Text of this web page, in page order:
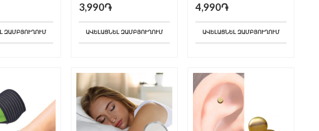
ԶԱՄԲՅՈՒՂՈՒՄ
3,990֏
ԱՎԵԼԱՑՆԵԼ ԶԱՄԲՅՈՒՂՈՒՄ
4,990֏
ԱՎԵԼԱՑՆԵԼ ԶԱՄԲՅՈՒՂՈՒՄ